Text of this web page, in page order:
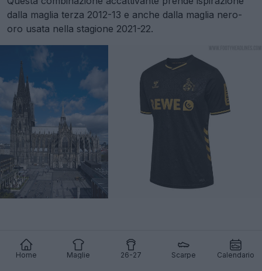
Home Maglie 26-27 Scarpe Calendario
dalla maglia terza 2012-13 e anche dalla maglia nero-
oro usata nella stagione 2021-22.